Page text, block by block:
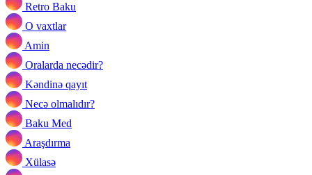
Retro Baku
O vaxtlar
Amin
Oralarda necədir?
Kəndinə qayıt
Necə olmalıdır?
Baku Med
Araşdırma
Xülasə